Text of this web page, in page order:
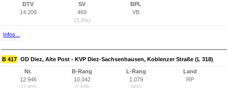
DTV
14.209
SV
469
(3,3%)
BPL
VB
Infos...
B 417 OD Diez, Alte Post - KVP Diez-Sachsenhausen, Koblenzer Straße (L 318)
Nr.
12.946
B-Rang
10.042
L-Rang
1.079
Land
RP